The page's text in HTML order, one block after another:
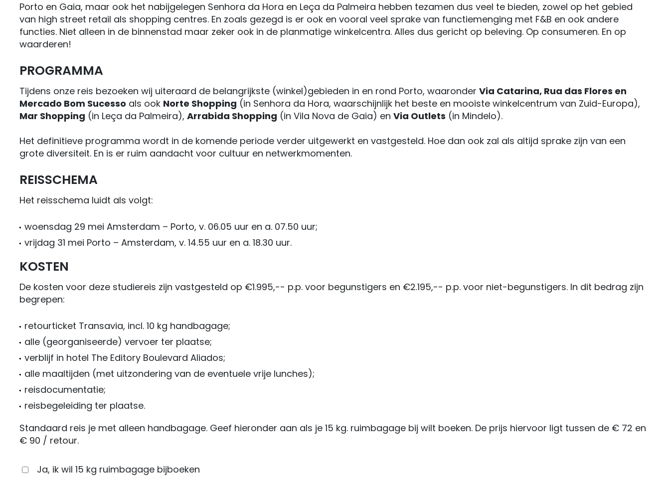
Porto en Gaia, maar ook het nabijgelegen Senhora da Hora en Leça da Palmeira hebben tezamen dus veel te bieden, zowel op het gebied
van high street retail als shopping centres. En zoals gezegd is er ook en vooral veel sprake van functiemenging met F&B en ook andere
functies. Niet alleen in de binnenstad maar zeker ook in de planmatige winkelcentra. Alles dus gericht op beleving. Op consumeren. En op
waarderen!
PROGRAMMA
Tijdens onze reis bezoeken wij uiteraard de belangrijkste (winkel)gebieden in en rond Porto, waaronder Via Catarina, Rua das Flores en
Mercado Bom Sucesso als ook Norte Shopping (in Senhora da Hora, waarschijnlijk het beste en mooiste winkelcentrum van Zuid-Europa),
Mar Shopping (in Leça da Palmeira), Arrabida Shopping (in Vila Nova de Gaia) en Via Outlets (in Mindelo).
Het definitieve programma wordt in de komende periode verder uitgewerkt en vastgesteld. Hoe dan ook zal als altijd sprake zijn van een
grote diversiteit. En is er ruim aandacht voor cultuur en netwerkmomenten.
REISSCHEMA
Het reisschema luidt als volgt:
woensdag 29 mei Amsterdam – Porto, v. 06.05 uur en a. 07.50 uur;
vrijdag 31 mei Porto – Amsterdam, v. 14.55 uur en a. 18.30 uur.
KOSTEN
De kosten voor deze studiereis zijn vastgesteld op €1.995,-- p.p. voor begunstigers en €2.195,-- p.p. voor niet-begunstigers. In dit bedrag zijn
begrepen:
retourticket Transavia, incl. 10 kg handbagage;
alle (georganiseerde) vervoer ter plaatse;
verblijf in hotel The Editory Boulevard Aliados;
alle maaltijden (met uitzondering van de eventuele vrije lunches);
reisdocumentatie;
reisbegeleiding ter plaatse.
Standaard reis je met alleen handbagage. Geef hieronder aan als je 15 kg. ruimbagage bij wilt boeken. De prijs hiervoor ligt tussen de € 72 en
€ 90 / retour.
Ja, ik wil 15 kg ruimbagage bijboeken